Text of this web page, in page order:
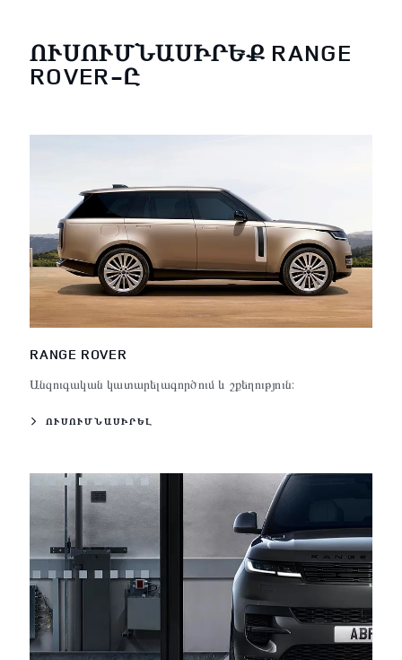
ՈՒՍՈՒՄՆԱՍԻՐԵՔ RANGE
ROVER-Ը
RANGE ROVER
Անզուգական կատարելագործում և շքեղություն:
ՈՒՍՈՒՄՆԱՍԻՐԵԼ